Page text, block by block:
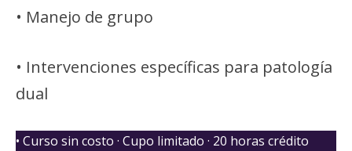
• Manejo de grupo
• Intervenciones específicas para patología
dual
• Curso sin costo · Cupo limitado · 20 horas crédito